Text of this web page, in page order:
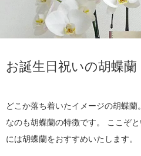
お誕生日祝いの胡蝶蘭
どこか落ち着いたイメージの胡蝶
なのも胡蝶蘭の特徴です。 ここぞ
には胡蝶蘭をおすすめいたします。